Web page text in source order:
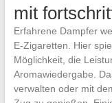
mit
Erfahrene Dampfer
E-Zigaretten. Hier
Möglichkeit, die
Aromawiedergabe.
verwalten oder mit